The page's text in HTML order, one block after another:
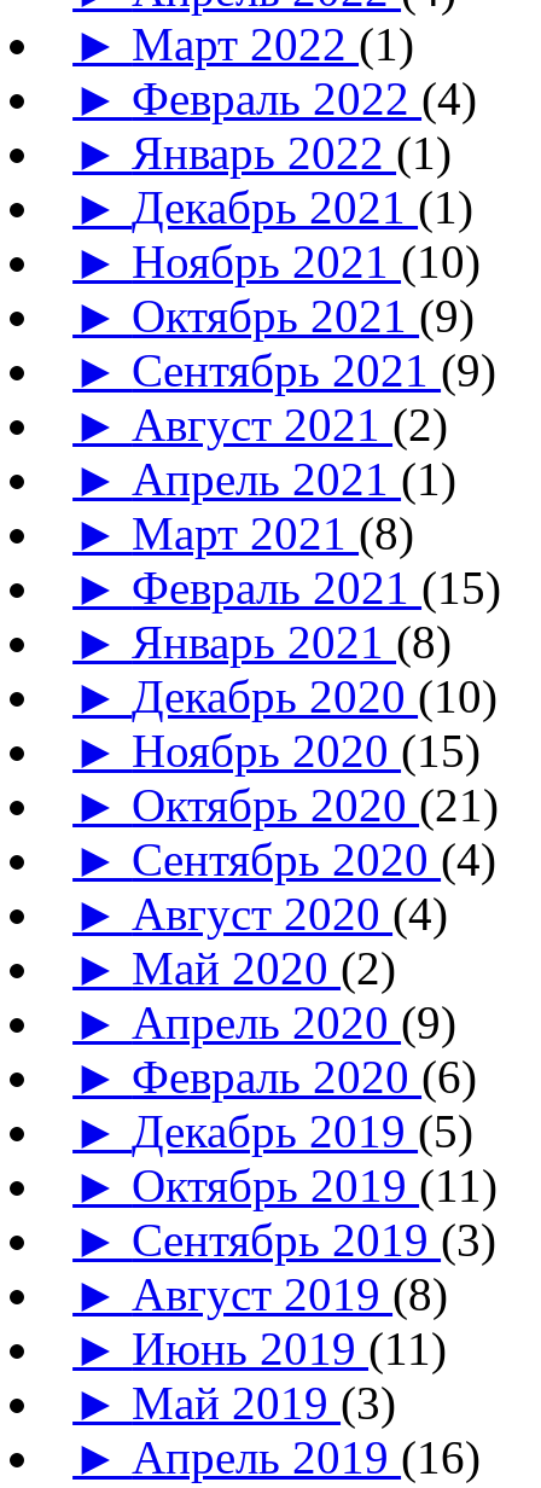
► Март 2022 (1)
► Февраль 2022 (4)
► Январь 2022 (1)
►Декабрь 2021 (1)
► Ноябрь 2021 (10)
► Октябрь 2021 (9)
► Сентябрь 2021 (9)
► Август 2021 (2)
► Апрель 2021 (1)
► Март 2021 (8)
► Февраль 2021 (15)
► Январь 2021 (8)
►Декабрь 2020 (10)
► Ноябрь 2020 (15)
► Октябрь 2020 (21)
► Сентябрь 2020 (4)
► Август 2020 (4)
► Май 2020 (2)
► Апрель 2020 (9)
► Февраль 2020 (6)
►Декабрь 2019 (5)
► Октябрь 2019 (11)
► Сентябрь 2019 (3)
► Август 2019 (8)
► Июнь 2019 (11)
► Май 2019 (3)
► Апрель 2019 (16)